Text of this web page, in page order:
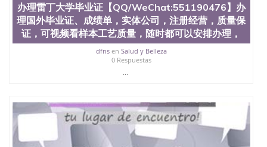
办理雷丁大学毕业证【QQ/WeChat:551190476】办
理国外毕业证、成绩单，实体公司，注册经营，质量保
证，可视频看样本工艺质量，随时都可以安排办理，
dfnsen Salud y Belleza
0 Respuestas
...